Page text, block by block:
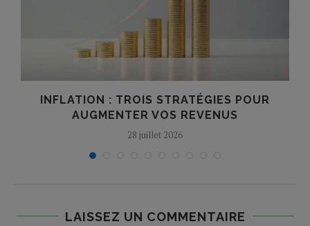
INFLATION : TROIS STRATÉGIES POUR
AUGMENTER VOS REVENUS
28 juillet 2026
LAISSEZ UN COMMENTAIRE